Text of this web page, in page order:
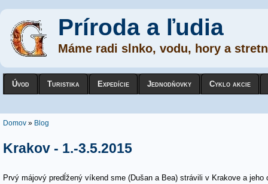
Príroda a ľudia
Máme radi slnko, vodu, hory a
Úvod Turistika Expedície Jednodňovky Cyklo akcie
Nachádzate sa tu
Domov » Blog
Krakov - 1.-3.5.2015
Prvý májový predĺžený víkend sme (Dušan a Bea) strávili v Krakove a